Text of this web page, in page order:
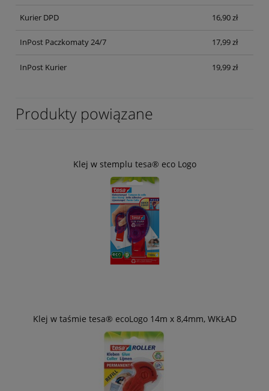
Kurier DPD 16,90 zł
InPost Paczkomaty 24/7 17,99 zł
InPost Kurier 19,99 zł
Produkty powiązane
Klej w stemplu tesa® eco Logo
Klej w taśmie tesa® ecoLogo 14m x 8,4mm, WKŁAD